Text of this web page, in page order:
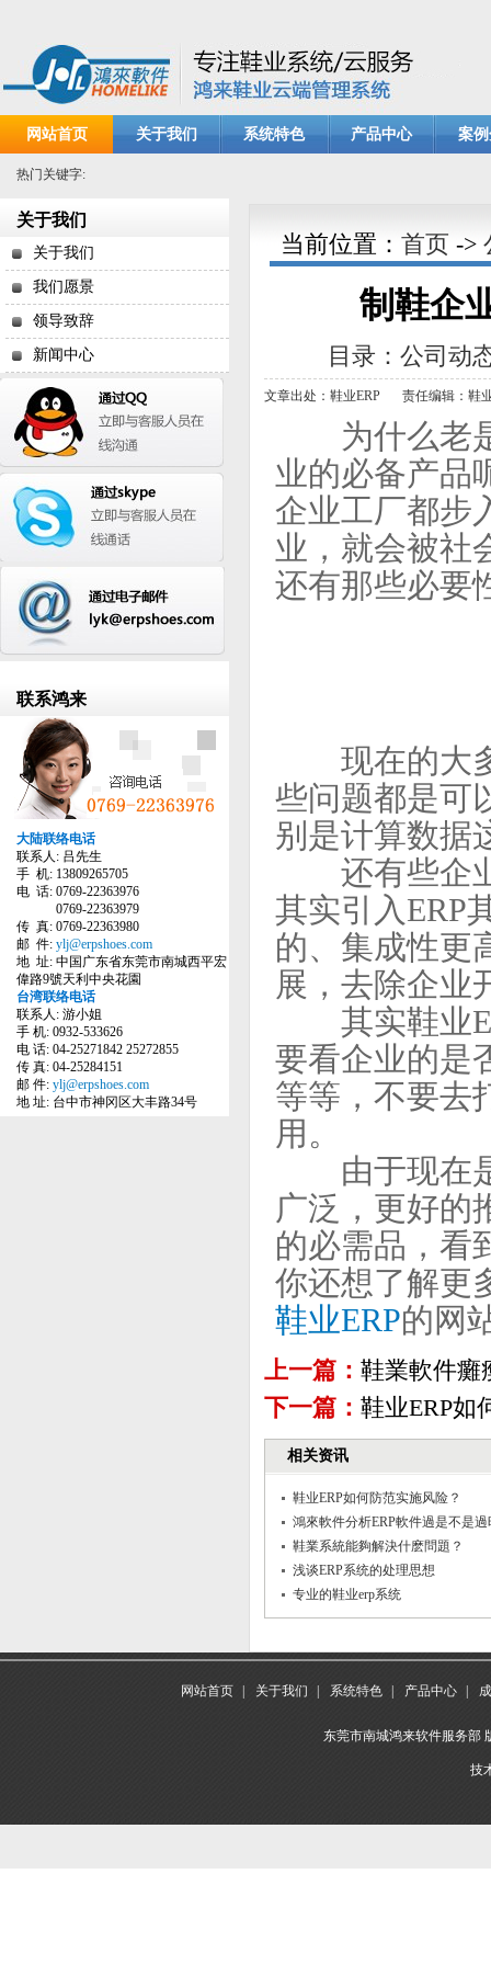
网站首页 关于我们 系统特色 产品中心 案
热门关键字:
关于我们
关于我们
我们愿景
领导致辞
新闻中心
联系鸿来
大陆联络电话
联系人: 吕先生
手 机: 13809265705
电 话: 0769-22363976
0769-22363979
传 真: 0769-22363980
邮 件: ylj@erpshoes.com
地 址: 中国广东省东莞市南城西平宏
偉路9號天利中央花園
台湾联络电话
联系人: 游小姐
手 机: 0932-533626
电 话: 04-25271842 25272855
传 真: 04-25284151
邮 件: ylj@erpshoes.com
地 址: 台中市神冈区大丰路34号
当前位置： 首页 ->
制鞋企
目录：公司动
文章出处：鞋业ERP 责任编辑：鞋
为什么老是
业的必备产品
企业工厂都步
业，就会被社
还有那些必要
现在的大多
些问题都是可
别是计算数据
还有些企业
其实引入ERP
的、集成性更
展，去除企业
其实鞋业
要看企业的是
等等，不要去
用。
由于现在是
广泛，更好的
的必需品，看
你还想了解更
鞋业ERP的网
上一篇： 鞋業軟件癱
下一篇： 鞋业ERP如
相关资讯
鞋业ERP如何防范实施风险？
鴻來軟件分析ERP軟件過是不是
鞋業系統能夠解決什麽問題？
浅谈ERP系统的处理思想
专业的鞋业erp系统
网站首页 关于我们 系统特色 产品中心
东莞市南城鸿来软件服务部
技